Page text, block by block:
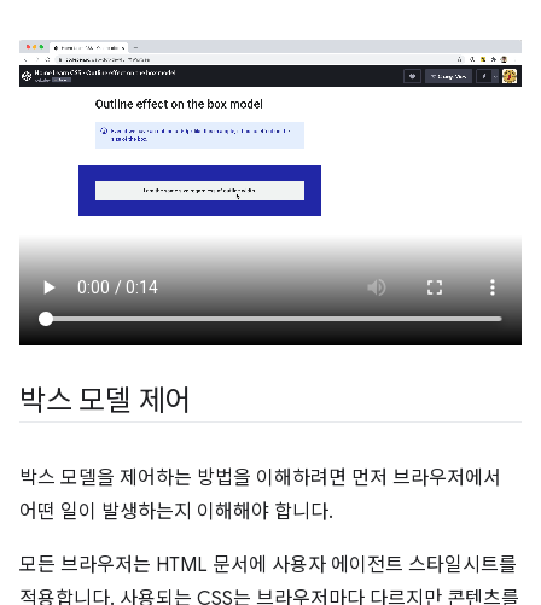
박스 모델 제어
박스 모델을 제어하는 방법을 이해하려면 먼저 브라우저에서
어떤 일이 발생하는지 이해해야 합니다.
모든 브라우저는 HTML 문서에 사용자 에이전트 스타일시트를
적용합니다. 사용되는 CSS는 브라우저마다 다르지만 콘텐츠를